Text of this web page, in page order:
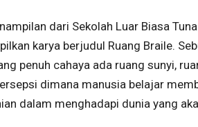
dari Sekolah Luar Biasa
karya berjudul Ruang Braile.
penuh cahaya ada ruang sunyi,
dimana manusia belajar
dalam menghadapi dunia yang